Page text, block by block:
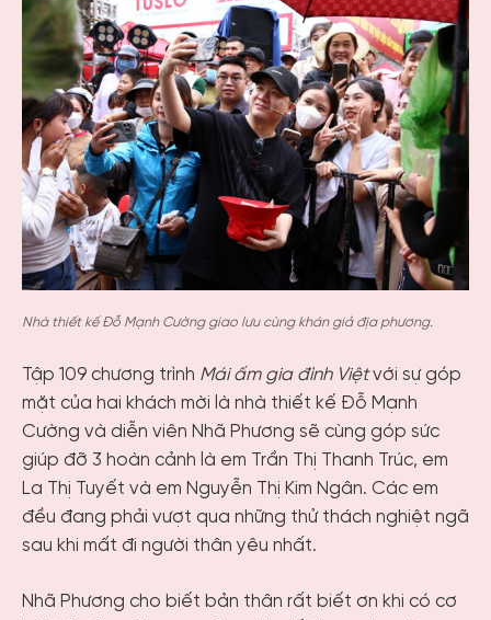
Nhà thiết kế Đỗ Mạnh Cường giao lưu cùng khán giả địa phương.
Tập 109 chương trình Mái ấm gia đình Việtvới sự góp
mặt của hai khách mời là nhà thiết kế Đỗ Mạnh
Cường và diễn viên Nhã Phương sẽ cùng góp sức
giúp đỡ 3 hoàn cảnh là em Trần Thị Thanh Trúc, em
La Thị Tuyết và em Nguyễn Thị Kim Ngân. Các em
đều đang phải vượt qua những thử thách nghiệt ngã
sau khi mất đi người thân yêu nhất.
Nhã Phương cho biết bản thân rất biết ơn khi có cơ